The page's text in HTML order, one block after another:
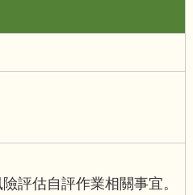
評估自評作業相關事宜。